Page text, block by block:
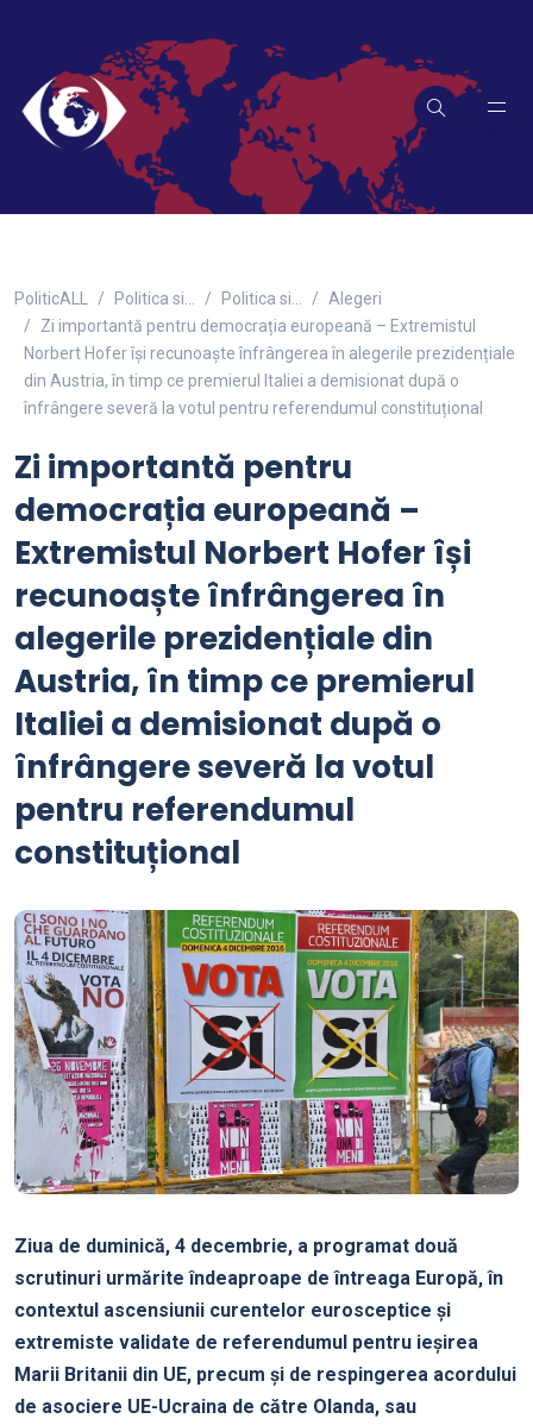
PoliticALL Politica si… Politica si...
Alegeri
Zi importantă pentru democrația europeană – Extremistul
Norbert Hofer își recunoaște înfrângerea în alegerile prezidențiale
din Austria, în timp ce premierul Italiei a demisionat după o
înfrângere severă la votul pentru referendumul constituțional
Zi importantă pentru
democrația europeană –
Extremistul Norbert Hofer își
recunoaște înfrângerea în
alegerile prezidențiale din
Austria, în timp ce premierul
Italiei a demisionat după o
înfrângere severă la votul
pentru referendumul
constituțional
Ziua de duminică, 4 decembrie, a programat două
scrutinuri urmărite îndeaproape de întreaga Europă, în
contextul ascensiunii curentelor eurosceptice și
extremiste validate de referendumul pentru ieșirea
Marii Britanii din UE, precum și de respingerea acordului
de asociere UE-Ucraina de către Olanda, sau